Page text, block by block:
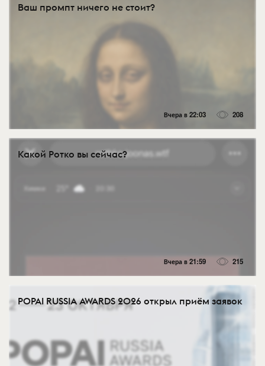
Ваш промпт ничего не стоит?
Вчера в 22:03 208
Какой Ротко вы сейчас?
Вчера в 21:59 215
POPAI RUSSIA AWARDS 2026 открыл приём заявок